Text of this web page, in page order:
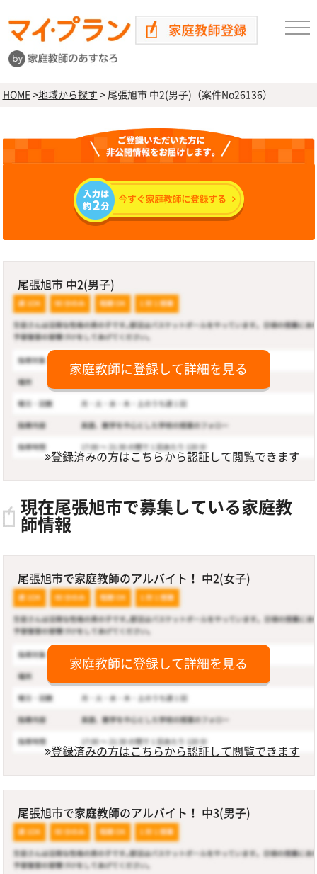
HOME>地域から探す >尾張旭市 中2(男子)（案件No26136）
尾張旭市 中2(男子)
家庭教師に登録して詳細を見る
登録済みの方はこちらから認証して閲覧できます
現在尾張旭市で募集している家庭教
師情報
尾張旭市で家庭教師のアルバイト！ 中2(女子)
家庭教師に登録して詳細を見る
登録済みの方はこちらから認証して閲覧できます
尾張旭市で家庭教師のアルバイト！ 中3(男子)